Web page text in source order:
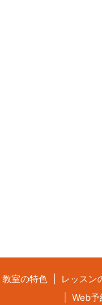
教室の特色 レッスン
Web予